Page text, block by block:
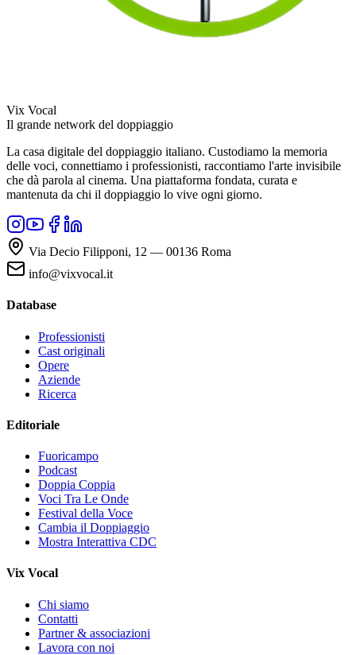
Vix Vocal
Il grande network del doppiaggio
La casa digitale del doppiaggio italiano. Custodiamo la memoria
delle voci, connettiamo i professionisti, raccontiamo l'arte invisibile
che dà parola al cinema. Una piattaforma fondata, curata e
mantenuta da chi il doppiaggio lo vive ogni giorno.
Via Decio Filipponi, 12 — 00136 Roma
info@vixvocal.it
Database
Professionisti
Cast originali
Opere
Aziende
Ricerca
Editoriale
Fuoricampo
Podcast
Doppia Coppia
Voci Tra Le Onde
Festival della Voce
Cambia il Doppiaggio
Mostra Interattiva CDC
Vix Vocal
Chi siamo
Contatti
Partner & associazioni
Lavora con noi